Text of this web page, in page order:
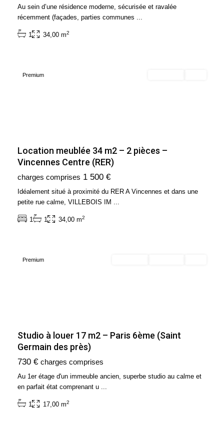
Au sein d’une résidence moderne, sécurisée et ravalée
récemment (façades, parties communes ...
1 34,00 m2
de
France,
-
Premium
Location meublée 34 m2 – 2 pièces –
Vincennes Centre (RER)
charges comprises 1 500 €
Idéalement situé à proximité du RER A Vincennes et dans une
petite rue calme, VILLEBOIS IM ...
1 1 34,00 m2
Ile
de
France,
Paris
Arrondissement
Premium
Studio à louer 17 m2 – Paris 6ème (Saint
Germain des près)
730 € charges comprises
Au 1er étage d'un immeuble ancien, superbe studio au calme et
en parfait état comprenant u ...
1 17,00 m2
Ile
de
France ,
Paris
Arrondissement